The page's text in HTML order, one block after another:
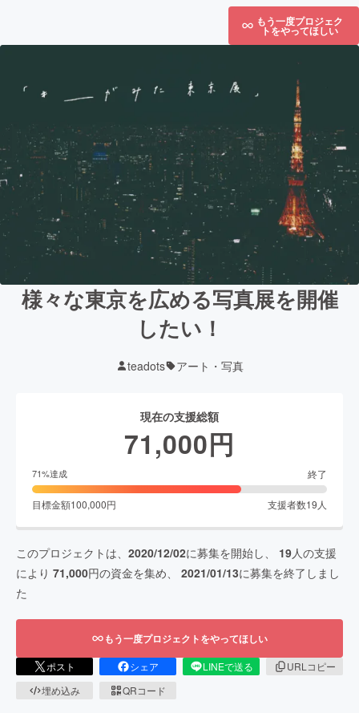
もう一度プロジェク
トをやってほしい
様々な東京を広める写真展を開催
したい！
teadots アート・写真
現在の支援総額
71,000円
71%達成 終了
目標金額100,000円 支援者数19 人
このプロジェクトは、 2020/12/02に募集を開始し、 19人の支援
により 71,000円の資金を集め、 2021/01/13に募集を終了しまし
た
もう一度プロジェクトをやってほしい
ポスト シェア LINEで送る
URLコピー
埋め込み
QRコード